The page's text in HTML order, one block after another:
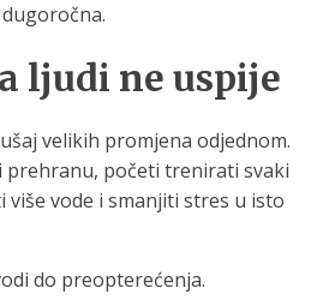
ljudi ne uspije
velikih promjena odjednom.
prehranu, početi trenirati svaki
više vode i smanjiti stres u isto
do preopterećenja.